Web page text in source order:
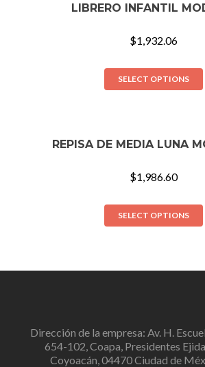
LIBRERO INFANTIL
$1,932.06
SELECT OPTIONS
REPISA DE MEDIA LUNA
$1,986.60
SELECT OPTIONS
Dirección de la empresa: Av. H.
654-102, Coapa, Presidentes
Coyoacán, 04470 Ciudad de